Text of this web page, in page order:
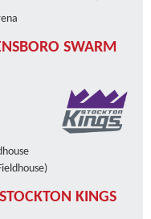
SWARM
KINGS